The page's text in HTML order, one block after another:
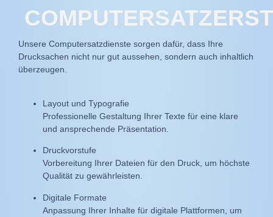
Unsere Computersatzdienste sorgen dafür, dass Ihre
Drucksachen nicht nur gut aussehen, sondern auch inhaltlich
überzeugen.
Layout und Typografie
Professionelle Gestaltung Ihrer Texte für eine klare
und ansprechende Präsentation.
Druckvorstufe
Vorbereitung Ihrer Dateien für den Druck, um höchste
Qualität zu gewährleisten.
Digitale Formate
Anpassung Ihrer Inhalte für digitale Plattformen, um